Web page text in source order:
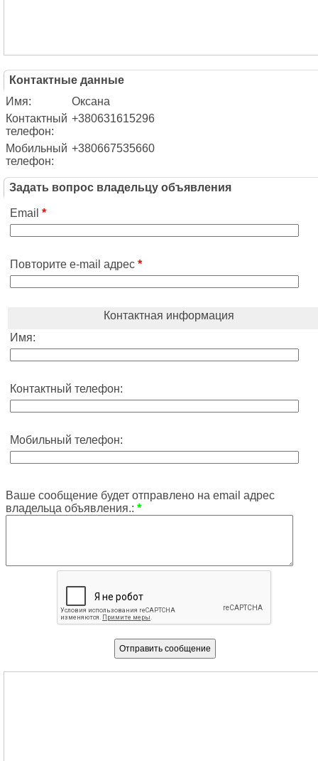
Контактные данные
Имя:
Оксана
Контактный
телефон:
+380631615296
Мобильный
телефон:
+380667535660
Задать вопрос владельцу объявления
Email *
Повторите e-mail адрес *
Контактная информация
Имя:
Контактный телефон:
Мобильный телефон:
Ваше сообщение будет отправлено на email адрес
владельца объявления.: *